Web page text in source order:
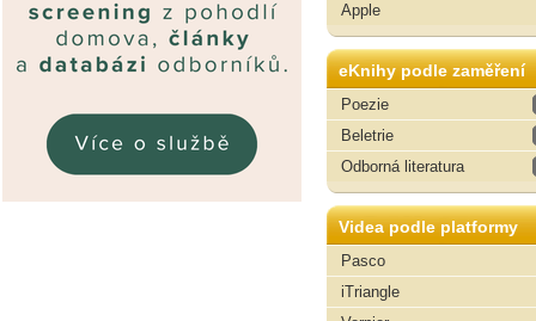
Apple
eKnihy podle zaměření
Poezie
Beletrie
Odborná literatura
Videa podle platformy
Pasco
iTriangle